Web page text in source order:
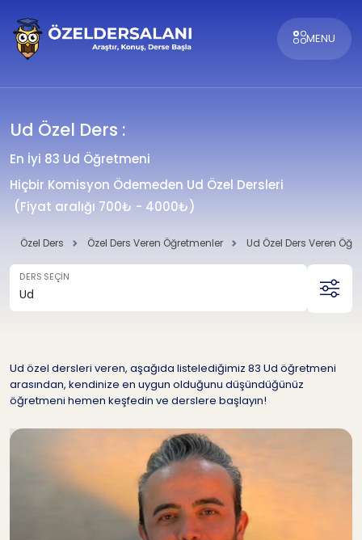
MENU
Ud Özel Ders :
En İyi 83 Ud Öğretmeni
Hiçbir Komisyon Ödemeden Ud Özel Dersleri
(Fiyat aralığı 700₺ - 4000₺)
Özel Ders Özel Ders Veren Öğretmenler Ud Özel Ders Veren
DERS SEÇİN
Ud özel dersleri veren, aşağıda listelediğimiz 83 Ud öğretmeni
arasından, kendinize en uygun olduğunu düşündüğünüz
öğretmeni hemen keşfedin ve derslere başlayın!